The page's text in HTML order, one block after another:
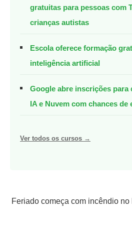
gratuitas para pessoas com
crianças autistas
Escola oferece formação
inteligência artificial
Google abre inscrições
IA e Nuvem com chances de
Ver todos os cursos →
Feriado começa com incêndio